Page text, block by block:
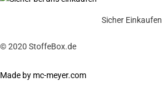
Sicher Einkaufen
© 2020 StoffeBox.de
Made by mc-meyer.com